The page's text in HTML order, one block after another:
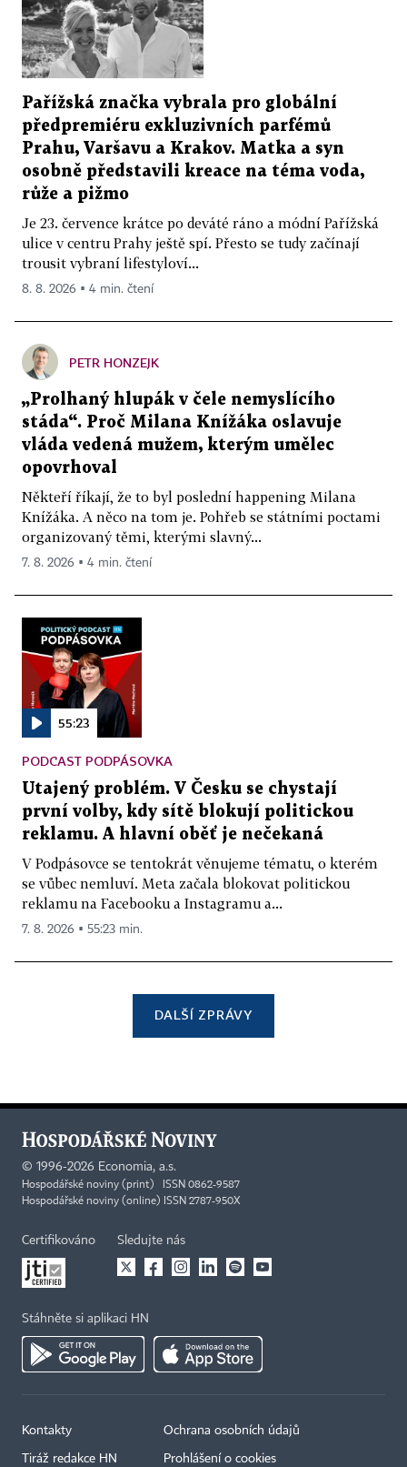
Pařížská značka vybrala pro globální
předpremiéru exkluzivních parfémů
Prahu, Varšavu a Krakov. Matka a syn
osobně představili kreace na téma voda,
růže a pižmo
Je 23. července krátce po deváté ráno a módní Pařížská
ulice v centru Prahy ještě spí. Přesto se tudy začínají
trousit vybraní lifestyloví...
8. 8. 2026 ▪ 4 min. čtení
PETR HONZEJK
„Prolhaný hlupák v čele nemyslícího
stáda“. Proč Milana Knížáka oslavuje
vláda vedená mužem, kterým umělec
opovrhoval
Někteří říkají, že to byl poslední happening Milana
Knížáka. A něco na tom je. Pohřeb se státními poctami
organizovaný těmi, kterými slavný...
7. 8. 2026 ▪ 4 min. čtení
55:23
PODCAST PODPÁSOVKA
Utajený problém. V Česku se chystají
první volby, kdy sítě blokují politickou
reklamu. A hlavní oběť je nečekaná
V Podpásovce se tentokrát věnujeme tématu, o kterém
se vůbec nemluví. Meta začala blokovat politickou
reklamu na Facebooku a Instagramu a...
7. 8. 2026 ▪ 55:23 min.
DALŠÍ ZPRÁVY
© 1996-2026 Economia, a.s.
Hospodářské noviny (print) ISSN 0862-9587
Hospodářské noviny (online) ISSN 2787-950X
Certifikováno Sledujte nás
Stáhněte si aplikaci HN
Kontakty
Tiráž redakce HN
Ochrana osobních údajů
Prohlášení o cookies